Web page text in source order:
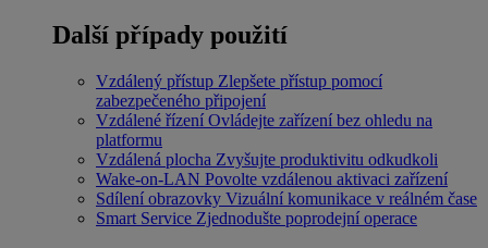
Další případy použití
Vzdálený přístup Zlepšete přístup pomocí
zabezpečeného připojení
Vzdálené řízení Ovládejte zařízení bez ohledu na
platformu
Vzdálená plocha Zvyšujte produktivitu odkudkoli
Wake-on-LAN Povolte vzdálenou aktivaci zařízení
Sdílení obrazovky Vizuální komunikace v reálném čase
Smart Service Zjednodušte poprodejní operace